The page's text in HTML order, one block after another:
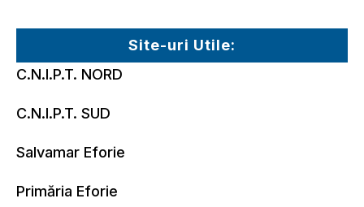
Site-uri Utile:
C.N.I.P.T. NORD
C.N.I.P.T. SUD
Salvamar Eforie
Primăria Eforie